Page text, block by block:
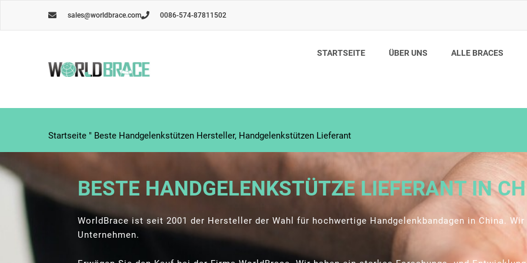
sales@worldbrace.com 0086-574-87811502
STARTSEITE ÜBER UNS ALLE BRACES
Startseite " Beste Handgelenkstützen Hersteller, Handgelenkstützen Lieferant
BESTE HANDGELENKSTÜTZE LIEFERANT IN
WorldBrace ist seit 2001 der Hersteller der Wahl für hochwertige Handgelenkbandagen in China.
Unternehmen.